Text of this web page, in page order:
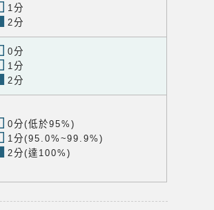
1分
2分
0分
1分
2分
0分(低於95%)
1分(95.0%~99.9%)
2分(達100%)